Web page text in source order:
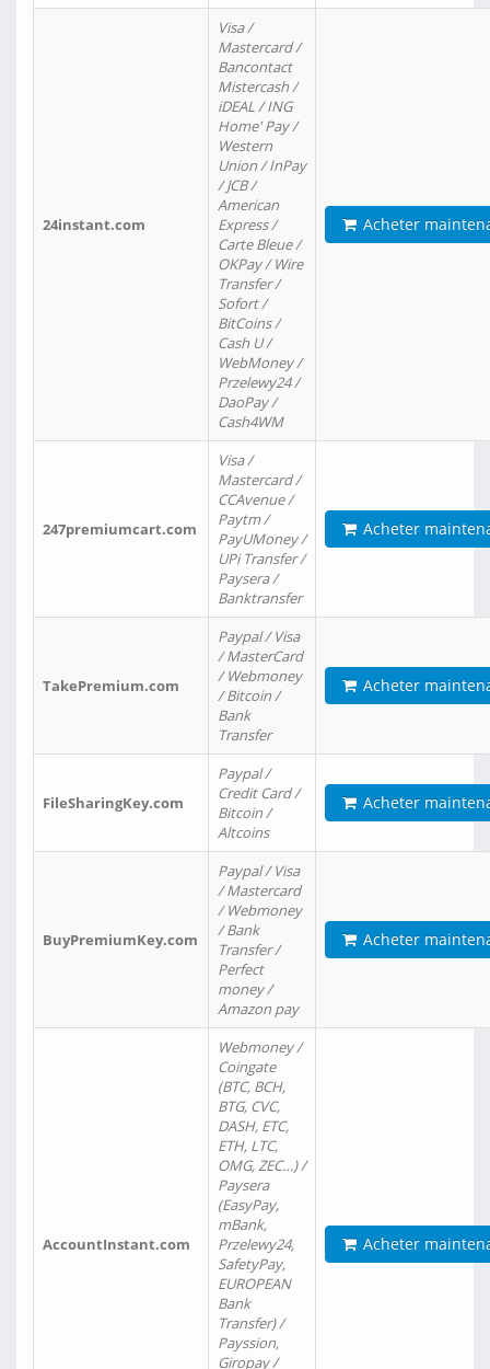
24instant.com
Visa /
Mastercard /
Bancontact
Mistercash /
iDEAL / ING
Home' Pay /
Western
Union / InPay
/ JCB /
American
Express /
Carte Bleue /
OKPay / Wire
Transfer /
Sofort /
BitCoins /
Cash U /
WebMoney /
Przelewy24 /
DaoPay /
Cash4WM
Acheter
247premiumcart.com
Visa /
Mastercard /
CCAvenue /
Paytm /
PayUMoney /
UPi Transfer /
Paysera /
Banktransfer
Acheter
TakePremium.com
Paypal / Visa
/ MasterCard
/ Webmoney
/ Bitcoin /
Bank
Transfer
Acheter
FileSharingKey.com
Paypal /
Credit Card /
Bitcoin /
Altcoins
Acheter
BuyPremiumKey.com
Paypal / Visa
/ Mastercard
/ Webmoney
/ Bank
Transfer /
Perfect
money /
Amazon pay
Acheter
AccountInstant.com
Webmoney /
Coingate
(BTC, BCH,
BTG, CVC,
DASH, ETC,
ETH, LTC,
OMG, ZEC…) /
Paysera
(EasyPay,
mBank,
Przelewy24,
SafetyPay,
EUROPEAN
Bank
Transfer) /
Payssion,
Giropay /
Acheter